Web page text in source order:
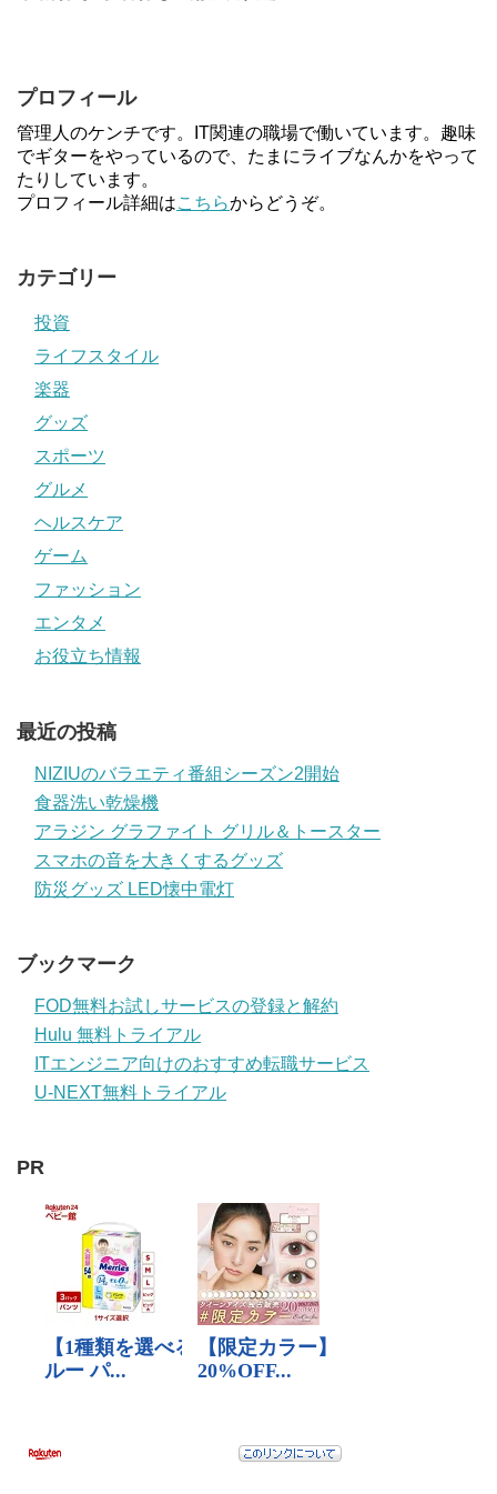
プロフィール
管理人のケンチです。IT関連の職場で働いています。趣味
でギターをやっているので、たまにライブなんかをやって
たりしています。
プロフィール詳細はこちらからどうぞ。
カテゴリー
投資
ライフスタイル
楽器
グッズ
スポーツ
グルメ
ヘルスケア
ゲーム
ファッション
エンタメ
お役立ち情報
最近の投稿
NIZIUのバラエティ番組シーズン2開始
食器洗い乾燥機
アラジン グラファイト グリル＆トースター
スマホの音を大きくするグッズ
防災グッズ LED懐中電灯
ブックマーク
FOD無料お試しサービスの登録と解約
Hulu 無料トライアル
ITエンジニア向けのおすすめ転職サービス
U-NEXT無料トライアル
PR